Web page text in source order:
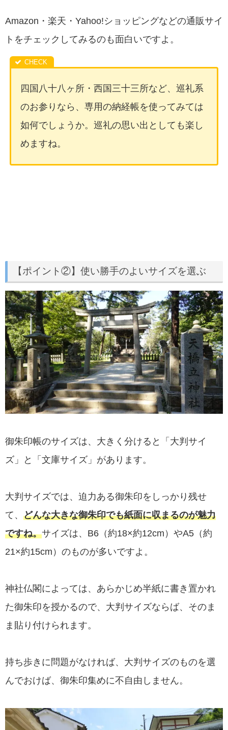
Amazon・楽天・Yahoo!ショッピングなどの通販サイ
トをチェックしてみるのも面白いですよ。
四国八十八ヶ所・西国三十三所など、巡礼系
のお参りなら、専用の納経帳を使ってみては
如何でしょうか。巡礼の思い出としても楽し
めますね。
【ポイント②】使い勝手のよいサイズを選ぶ
御朱印帳のサイズは、大きく分けると「大判サイ
ズ」と「文庫サイズ」があります。
大判サイズでは、迫力ある御朱印をしっかり残せ
て、 どんな大きな御朱印でも紙面に収まるのが魅力
ですね。サイズは、B6（約18×約12cm）やA5（約
21×約15cm）のものが多いですよ。
神社仏閣によっては、あらかじめ半紙に書き置かれ
た御朱印を授かるので、大判サイズならば、そのま
ま貼り付けられます。
持ち歩きに問題がなければ、大判サイズのものを選
んでおけば、御朱印集めに不自由しません。